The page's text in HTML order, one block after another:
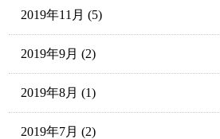
2019年11月 (5)
2019年9月 (2)
2019年8月 (1)
2019年7月 (2)